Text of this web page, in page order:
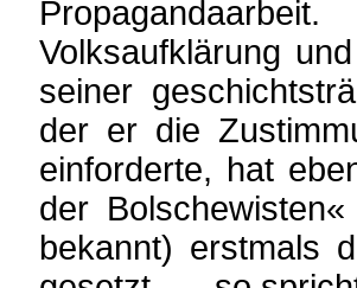
Volksaufklärung
seiner
der er die
einforderte, hat
der
bekannt) erstmals